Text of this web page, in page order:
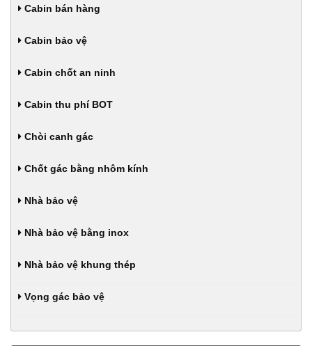
Cabin bán hàng
Cabin bảo vệ
Cabin chốt an ninh
Cabin thu phí BOT
Chòi canh gác
Chốt gác bằng nhôm kính
Nhà bảo vệ
Nhà bảo vệ bằng inox
Nhà bảo vệ khung thép
Vọng gác bảo vệ